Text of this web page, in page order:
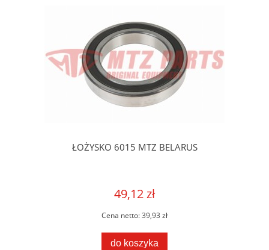
ŁOŻYSKO 6015 MTZ BELARUS
49,12 zł
Cena netto:39,93 zł
do koszyka